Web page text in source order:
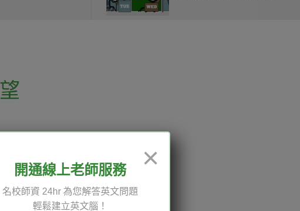
×
開通線上老師服務
名校師資 24hr 為您解答英文問題
輕鬆建立英文腦！